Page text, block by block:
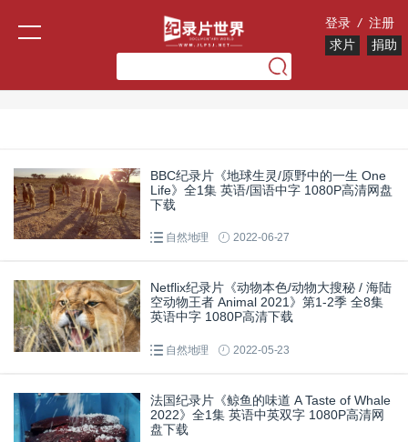
登录 / 注册
求片
捐助
BBC纪录片《地球生灵/原野中的一生 One
Life》全1集 英语/国语中字 1080P高清网盘
下载
自然地理 2022-06-27
Netflix纪录片《动物本色/动物大搜秘 / 海陆
空动物王者 Animal 2021》第1-2季 全8集
英语中字 1080P高清下载
自然地理 2022-05-23
法国纪录片《鲸鱼的味道 A Taste of Whale
2022》全1集 英语中英双字 1080P高清网
盘下载